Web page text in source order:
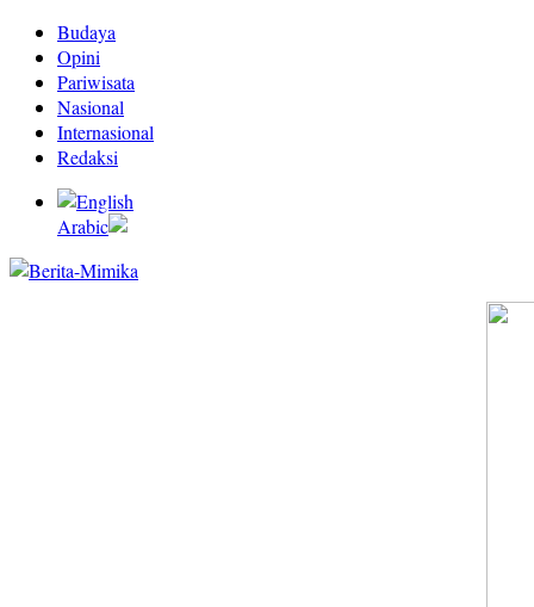
Budaya
Opini
Pariwisata
Nasional
Internasional
Redaksi